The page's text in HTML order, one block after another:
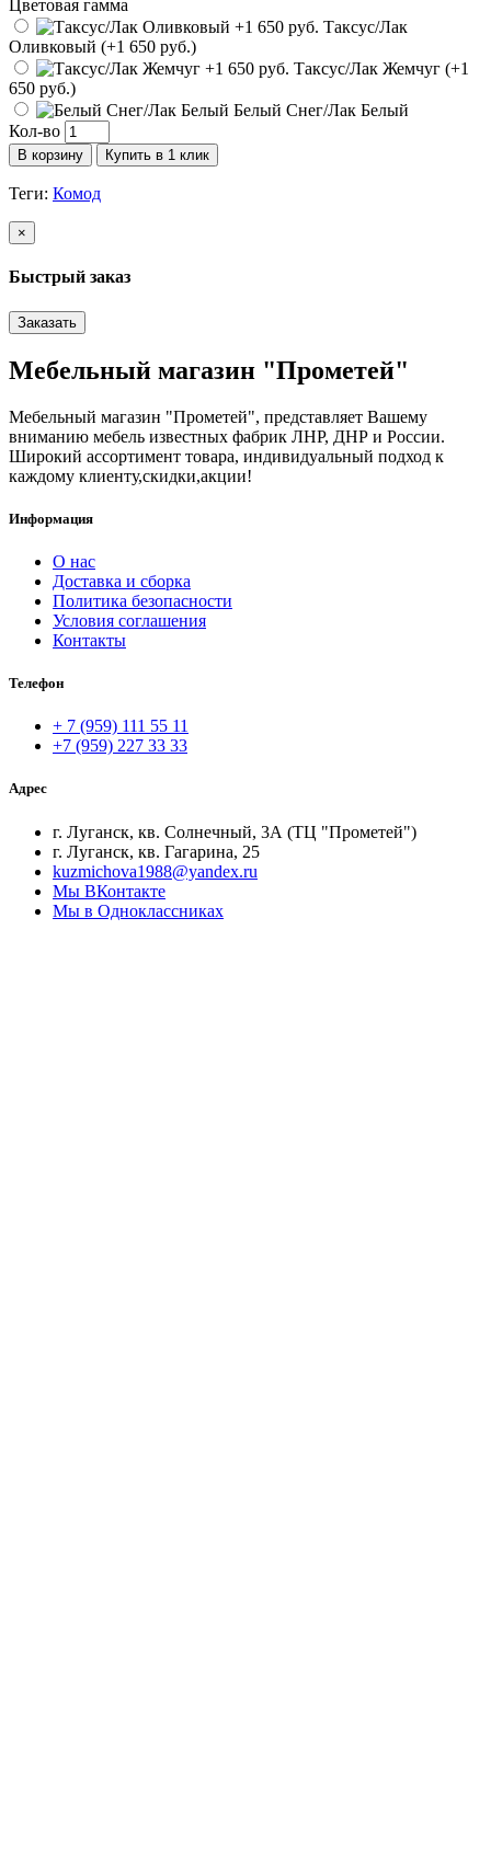
Цветовая гамма
Таксус/Лак
Оливковый (+1 650 руб.)
Таксус/Лак Жемчуг (+1
650 руб.)
Белый Снег/Лак Белый
Кол-во
В корзину Купить в 1 клик
Теги: Комод
×
Быстрый заказ
Заказать
Мебельный магазин "Прометей"
Мебельный магазин "Прометей", представляет Вашему
вниманию мебель известных фабрик ЛНР, ДНР и России.
Широкий ассортимент товара, индивидуальный подход к
каждому клиенту,скидки,акции!
Информация
О нас
Доставка и сборка
Политика безопасности
Условия соглашения
Контакты
Телефон
+ 7 (959) 111 55 11
+7 (959) 227 33 33
Адрес
г. Луганск, кв. Солнечный, 3А (ТЦ "Прометей")
г. Луганск, кв. Гагарина, 25
kuzmichova1988@yandex.ru
Мы ВКонтакте
Мы в Одноклассниках